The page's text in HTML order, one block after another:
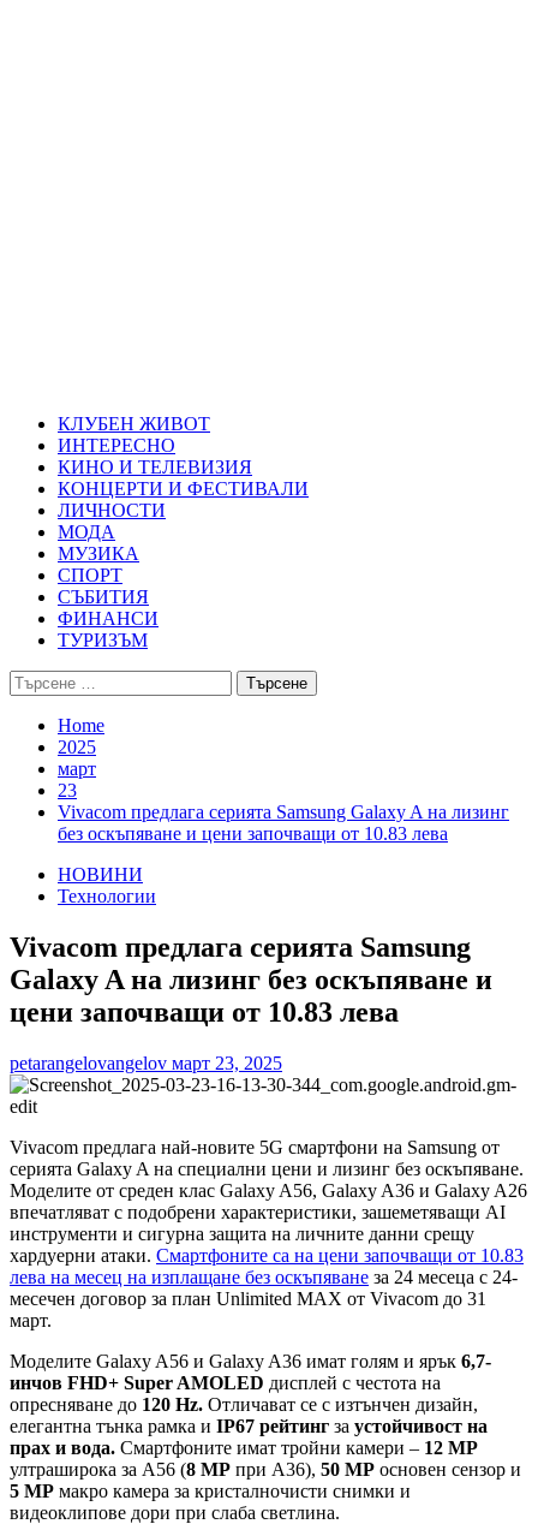
КЛУБЕН ЖИВОТ
ИНТЕРЕСНО
КИНО И ТЕЛЕВИЗИЯ
КОНЦЕРТИ И ФЕСТИВАЛИ
ЛИЧНОСТИ
МОДА
МУЗИКА
СПОРТ
СЪБИТИЯ
ФИНАНСИ
ТУРИЗЪМ
Търсене
за:
Home
2025
март
23
Vivacom предлага серията Samsung Galaxy A на лизинг
без оскъпяване и цени започващи от 10.83 лева
НОВИНИ
Технологии
Vivacom предлага серията Samsung
Galaxy A на лизинг без оскъпяване и
цени започващи от 10.83 лева
petarangelovangelov март 23, 2025
Vivacom предлага най-новите 5G смартфони на Samsung от
серията Galaxy A на специални цени и лизинг без оскъпяване.
Моделите от среден клас Galaxy A56, Galaxy A36 и Galaxy A26
впечатляват с подобрени характеристики, зашеметяващи AI
инструменти и сигурна защита на личните данни срещу
хардуерни атаки. Смартфоните са на цени започващи от 10.83
лева на месец на изплащане без оскъпяване за 24 месеца с 24-
месечен договор за план Unlimited MAX от Vivacom до 31
март.
Моделите Galaxy A56 и Galaxy A36 имат голям и ярък 6,7-
инчов FHD+ Super AMOLED дисплей с честота на
опресняване до 120 Hz. Отличават се с изтънчен дизайн,
елегантна тънка рамка и IP67 рейтинг за устойчивост на
прах и вода. Смартфоните имат тройни камери – 12 МР
ултраширока за A56 (8 MP при A36), 50 МР основен сензор и
5 МР макро камера за кристалночисти снимки и
видеоклипове дори при слаба светлина.